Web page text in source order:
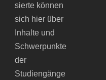
sierte können
sich hier über
Inhalte und
Schwerpunkte
der
Studiengänge